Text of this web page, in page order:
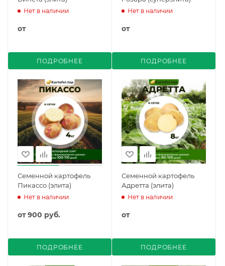
Нет в наличии
от
ПОДРОБНЕЕ
Нет в наличии
от
ПОДРОБНЕЕ
Семенной картофель
Пикассо (элита)
Нет в наличии
от900 руб.
ПОДРОБНЕЕ
Семенной картофель
Адретта (элита)
Нет в наличии
от
ПОДРОБНЕЕ